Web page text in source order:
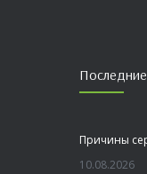
10.08.2026